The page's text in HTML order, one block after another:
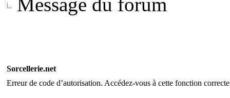
Sorcellerie.net
Erreur de code d’autorisation. Accédez-vous à cette fonction